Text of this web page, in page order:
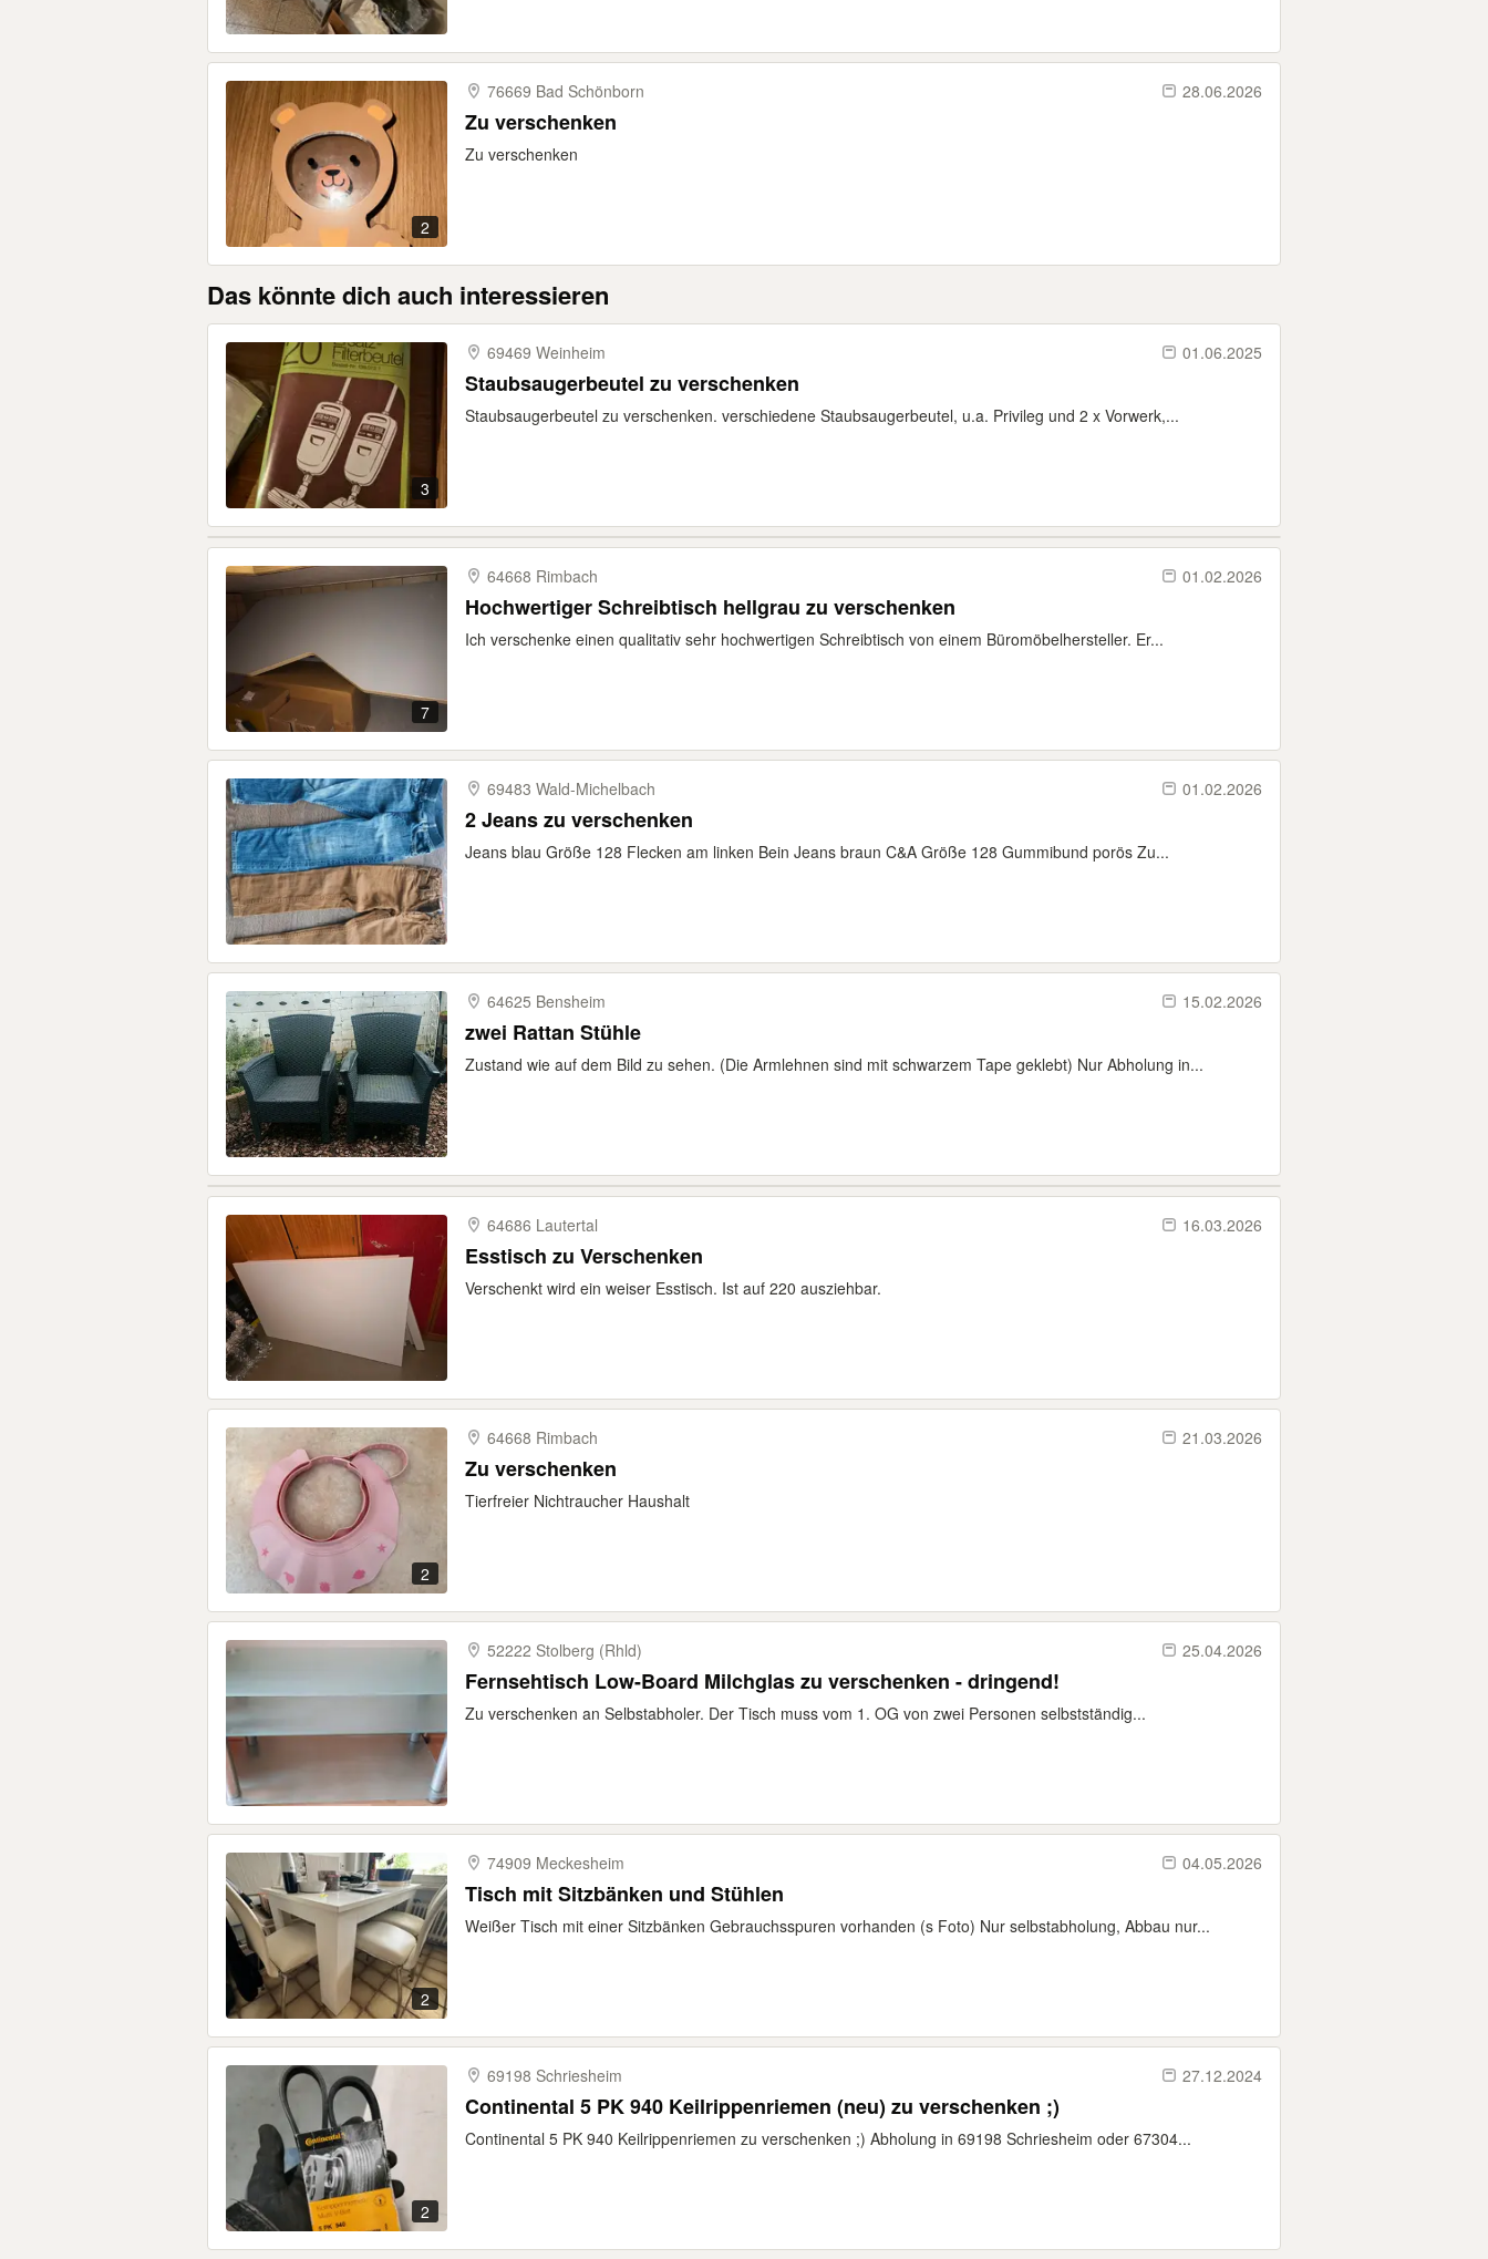
2
76669 Bad Schönborn 28.06.2026
Zu verschenken
Zu verschenken
Das könnte dich auch interessieren
3
69469 Weinheim 01.06.2025
Staubsaugerbeutel zu verschenken
Staubsaugerbeutel zu verschenken. verschiedene Staubsaugerbeutel, u.a. Privileg und 2 x Vorwerk,...
7
64668 Rimbach 01.02.2026
Hochwertiger Schreibtisch hellgrau zu verschenken
Ich verschenke einen qualitativ sehr hochwertigen Schreibtisch von einem Büromöbelhersteller. Er...
69483 Wald-​Michelbach 01.02.2026
2 Jeans zu verschenken
Jeans blau Größe 128 Flecken am linken Bein Jeans braun C&A Größe 128 Gummibund porös Zu...
64625 Bensheim 15.02.2026
zwei Rattan Stühle
Zustand wie auf dem Bild zu sehen. (Die Armlehnen sind mit schwarzem Tape geklebt) Nur Abholung in...
64686 Lautertal 16.03.2026
Esstisch zu Verschenken
Verschenkt wird ein weiser Esstisch. Ist auf 220 ausziehbar.
2
64668 Rimbach 21.03.2026
Zu verschenken
Tierfreier Nichtraucher Haushalt
52222 Stolberg (Rhld) 25.04.2026
Fernsehtisch Low-Board Milchglas zu verschenken - dringend!
Zu verschenken an Selbstabholer. Der Tisch muss vom 1. OG von zwei Personen selbstständig...
2
74909 Meckesheim 04.05.2026
Tisch mit Sitzbänken und Stühlen
Weißer Tisch mit einer Sitzbänken Gebrauchsspuren vorhanden (s Foto) Nur selbstabholung, Abbau nur...
2
69198 Schriesheim 27.12.2024
Continental 5 PK 940 Keilrippenriemen (neu) zu verschenken ;)
Continental 5 PK 940 Keilrippenriemen zu verschenken ;) Abholung in 69198 Schriesheim oder 67304...